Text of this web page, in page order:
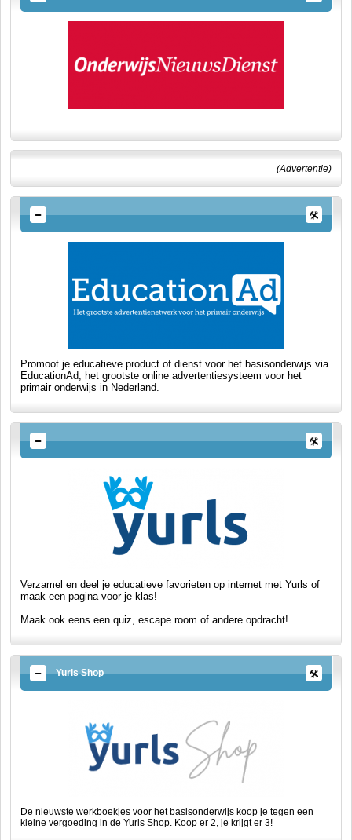
(Advertentie)
Promoot je educatieve product of dienst voor het basisonderwijs via
EducationAd, het grootste online advertentiesysteem voor het
primair onderwijs in Nederland.
Verzamel en deel je educatieve favorieten op internet met Yurls of
maak een pagina voor je klas!
Maak ook eens een quiz, escape room of andere opdracht!
Yurls Shop
De nieuwste werkboekjes voor het basisonderwijs koop je tegen een
kleine vergoeding in de Yurls Shop. Koop er 2, je krijgt er 3!